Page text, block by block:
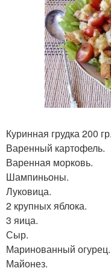
Куринная грудка 200 гр.
Варенный картофель.
Варенная морковь.
Шампиньоны.
Луковица.
2 крупных яблока.
3 яица.
Сыр.
Маринованный огурец.
Майонез.